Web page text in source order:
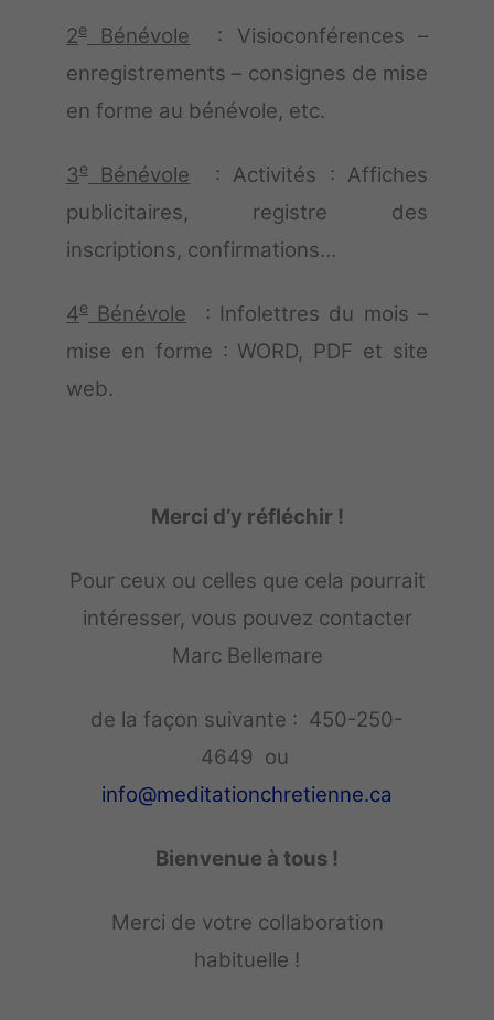
2e Bénévole : Visioconférences –
enregistrements – consignes de mise
en forme au bénévole, etc.
3e Bénévole : Activités : Affiches
publicitaires, registre des
inscriptions, confirmations…
4e Bénévole : Infolettres du mois –
mise en forme : WORD, PDF et site
web.
Merci d’y réfléchir !
Pour ceux ou celles que cela pourrait
intéresser, vous pouvez contacter
Marc Bellemare
de la façon suivante : 450-250-
4649 ou
info@meditationchretienne.ca
Bienvenue à tous !
Merci de votre collaboration
habituelle !